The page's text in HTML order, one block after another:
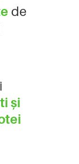
de
și